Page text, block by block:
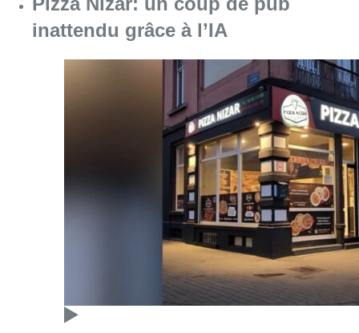
Consulter l'article "Pizza Nizar: un coup de
Foire du Midi: les visiteurs au
rendez-vous grâce à la météo